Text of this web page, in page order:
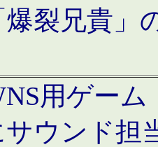
裂兄貴」
用ゲー
サウンド担